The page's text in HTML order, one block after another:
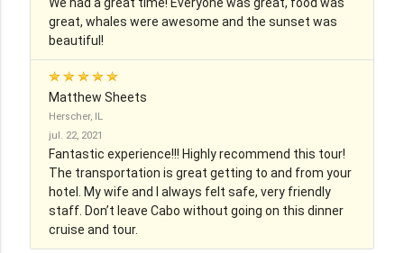
great, whales were awesome and the sunset was
beautiful!
Matthew Sheets
Herscher, IL
jul. 22, 2021
Fantastic experience!!! Highly recommend this tour!
The transportation is great getting to and from your
hotel. My wife and I always felt safe, very friendly
staff. Don’t leave Cabo without going on this dinner
cruise and tour.